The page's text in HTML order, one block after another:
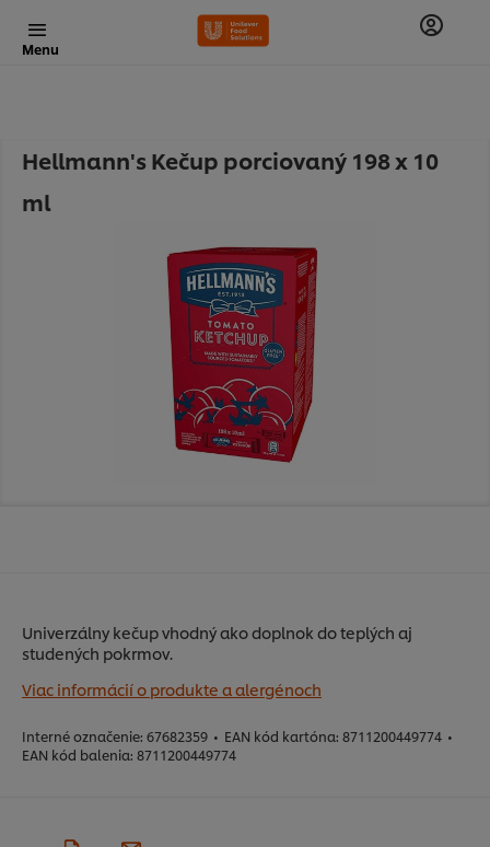
Menu
Hellmann's Kečup porciovaný 198 x 10
ml
Univerzálny kečup vhodný ako doplnok do teplých aj
studených pokrmov.
Viac informácií o produkte a alergénoch
Interné označenie: 67682359 • EAN kód kartóna: 8711200449774 •
EAN kód balenia: 8711200449774